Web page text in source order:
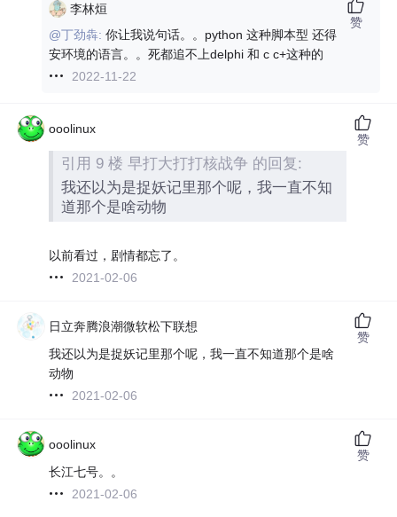
李林烜
@丁劲犇:你让我说句话。。python 这种脚本型 还得
安环境的语言。。死都追不上delphi 和 c c+这种的
2022-11-22
赞
ooolinux
引用 9 楼 早打大打打核战争 的回复:
我还以为是捉妖记里那个呢，我一直不知
道那个是啥动物
以前看过，剧情都忘了。
2021-02-06
赞
日立奔腾浪潮微软松下联想
我还以为是捉妖记里那个呢，我一直不知道那个是啥
动物
2021-02-06
赞
ooolinux
长江七号。。
2021-02-06
赞